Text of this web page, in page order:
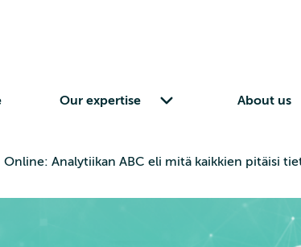
Our expertise About us
Online: Analytiikan ABC eli mitä kaikkien pitäisi